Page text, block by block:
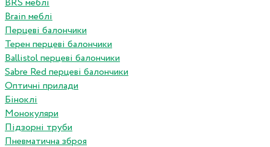
BRS меблі
Brain меблі
Перцеві балончики
Терен перцеві балончики
Ballistol перцеві балончики
Sabre Red перцеві балончики
Оптичні прилади
Біноклі
Монокуляри
Підзорні труби
Пневматична зброя